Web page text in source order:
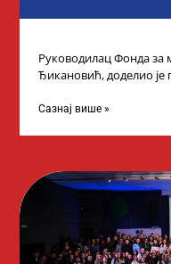
Руководилац Фонда за
Ђикановић, доделио је
Сазнај више »